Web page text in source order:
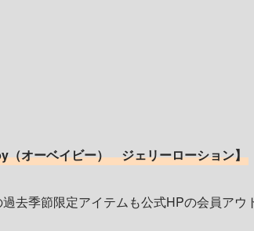
オーベイビー） ジェリーローション】
去季節限定アイテムも公式HPの会員アウ